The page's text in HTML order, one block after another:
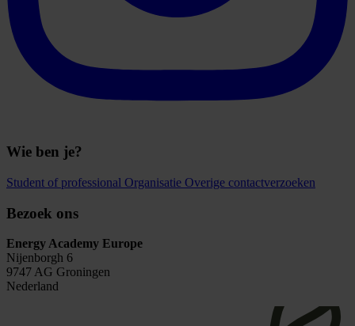
Wie ben je?
Student of professional Organisatie Overige contactverzoeken
Bezoek ons
Energy Academy Europe
Nijenborgh 6
9747 AG Groningen
Nederland